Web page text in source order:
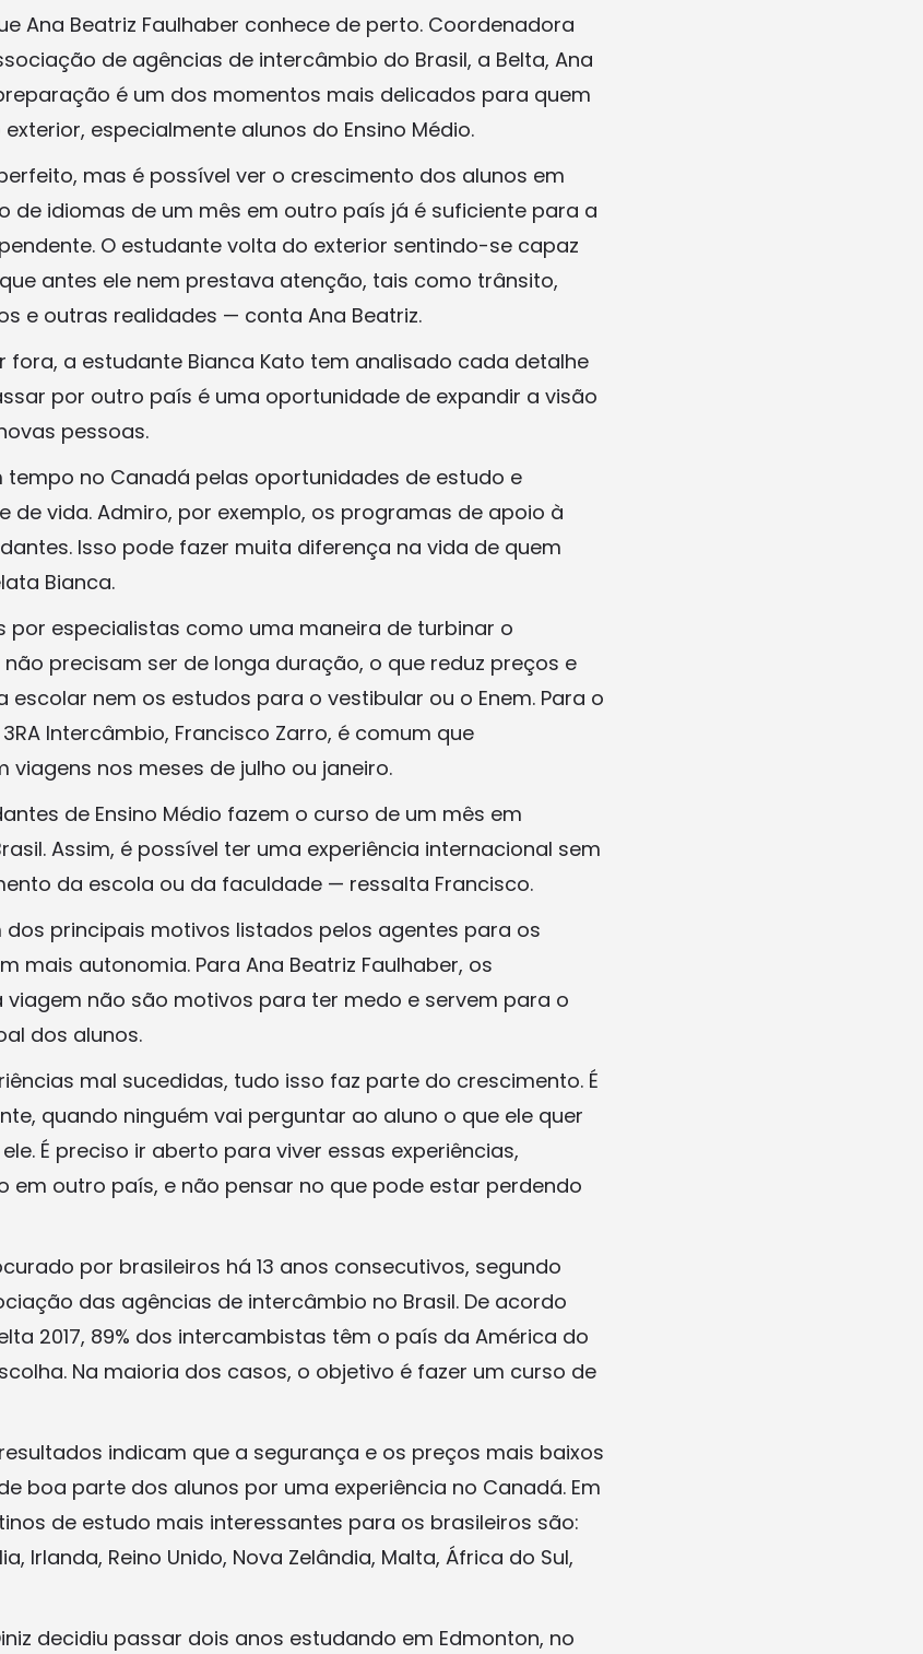
Ana Beatriz Faulhaber conhece de perto. Coordenadora
de agências de intercâmbio do Brasil, a Belta, Ana
é um dos momentos mais delicados para quem
especialmente alunos do Ensino Médio.
mas é possível ver o crescimento dos alunos em
de idiomas de um mês em outro país já é suficiente para a
O estudante volta do exterior sentindo-se capaz
antes ele nem prestava atenção, tais como trânsito,
e outras realidades — conta Ana Beatriz.
fora, a estudante Bianca Kato tem analisado cada detalhe
por outro país é uma oportunidade de expandir a visão
pessoas.
tempo no Canadá pelas oportunidades de estudo e
de vida. Admiro, por exemplo, os programas de apoio à
Isso pode fazer muita diferença na vida de quem
Bianca.
por especialistas como uma maneira de turbinar o
precisam ser de longa duração, o que reduz preços e
nem os estudos para o vestibular ou o Enem. Para o
Intercâmbio, Francisco Zarro, é comum que
viagens nos meses de julho ou janeiro.
de Ensino Médio fazem o curso de um mês em
Assim, é possível ter uma experiência internacional sem
da escola ou da faculdade — ressalta Francisco.
dos principais motivos listados pelos agentes para os
mais autonomia. Para Ana Beatriz Faulhaber, os
não são motivos para ter medo e servem para o
dos alunos.
mal sucedidas, tudo isso faz parte do crescimento. É
quando ninguém vai perguntar ao aluno o que ele quer
É preciso ir aberto para viver essas experiências,
em outro país, e não pensar no que pode estar perdendo
por brasileiros há 13 anos consecutivos, segundo
das agências de intercâmbio no Brasil. De acordo
2017, 89% dos intercambistas têm o país da América do
Na maioria dos casos, o objetivo é fazer um curso de
indicam que a segurança e os preços mais baixos
boa parte dos alunos por uma experiência no Canadá. Em
de estudo mais interessantes para os brasileiros são:
Irlanda, Reino Unido, Nova Zelândia, Malta, África do Sul,
decidiu passar dois anos estudando em Edmonton, no